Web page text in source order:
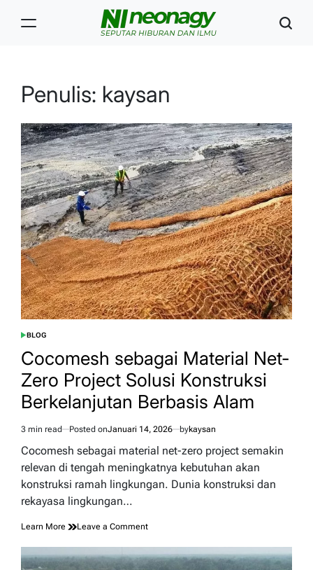
Penulis: kaysan
POSTED
BLOG
Cocomesh sebagai Material Net-
Zero Project Solusi Konstruksi
Berkelanjutan Berbasis Alam
Estimated
read
3 min read Posted onJanuari 14, 2026 bykaysan
Cocomesh sebagai material net-zero project semakin
relevan di tengah meningkatnya kebutuhan akan
konstruksi ramah lingkungan. Dunia konstruksi dan
rekayasa lingkungan…
Learn More Leave a Commenton
Material